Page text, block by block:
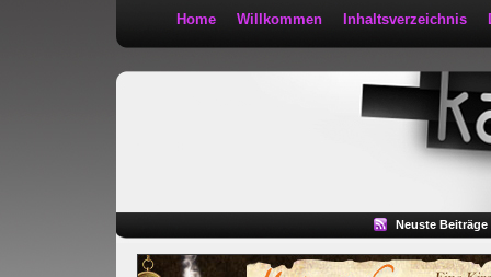
Home Willkommen Inhaltsverzeichnis
Neuste Beiträge